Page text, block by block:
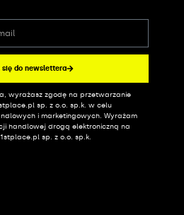
się do newslettera
wyrażasz zgodę na przetwarzanie
sp. z o.o. sp.k. w celu
i marketingowych. Wyrażam
handlowej drogą elektroniczną na
sp. z o.o. sp.k.